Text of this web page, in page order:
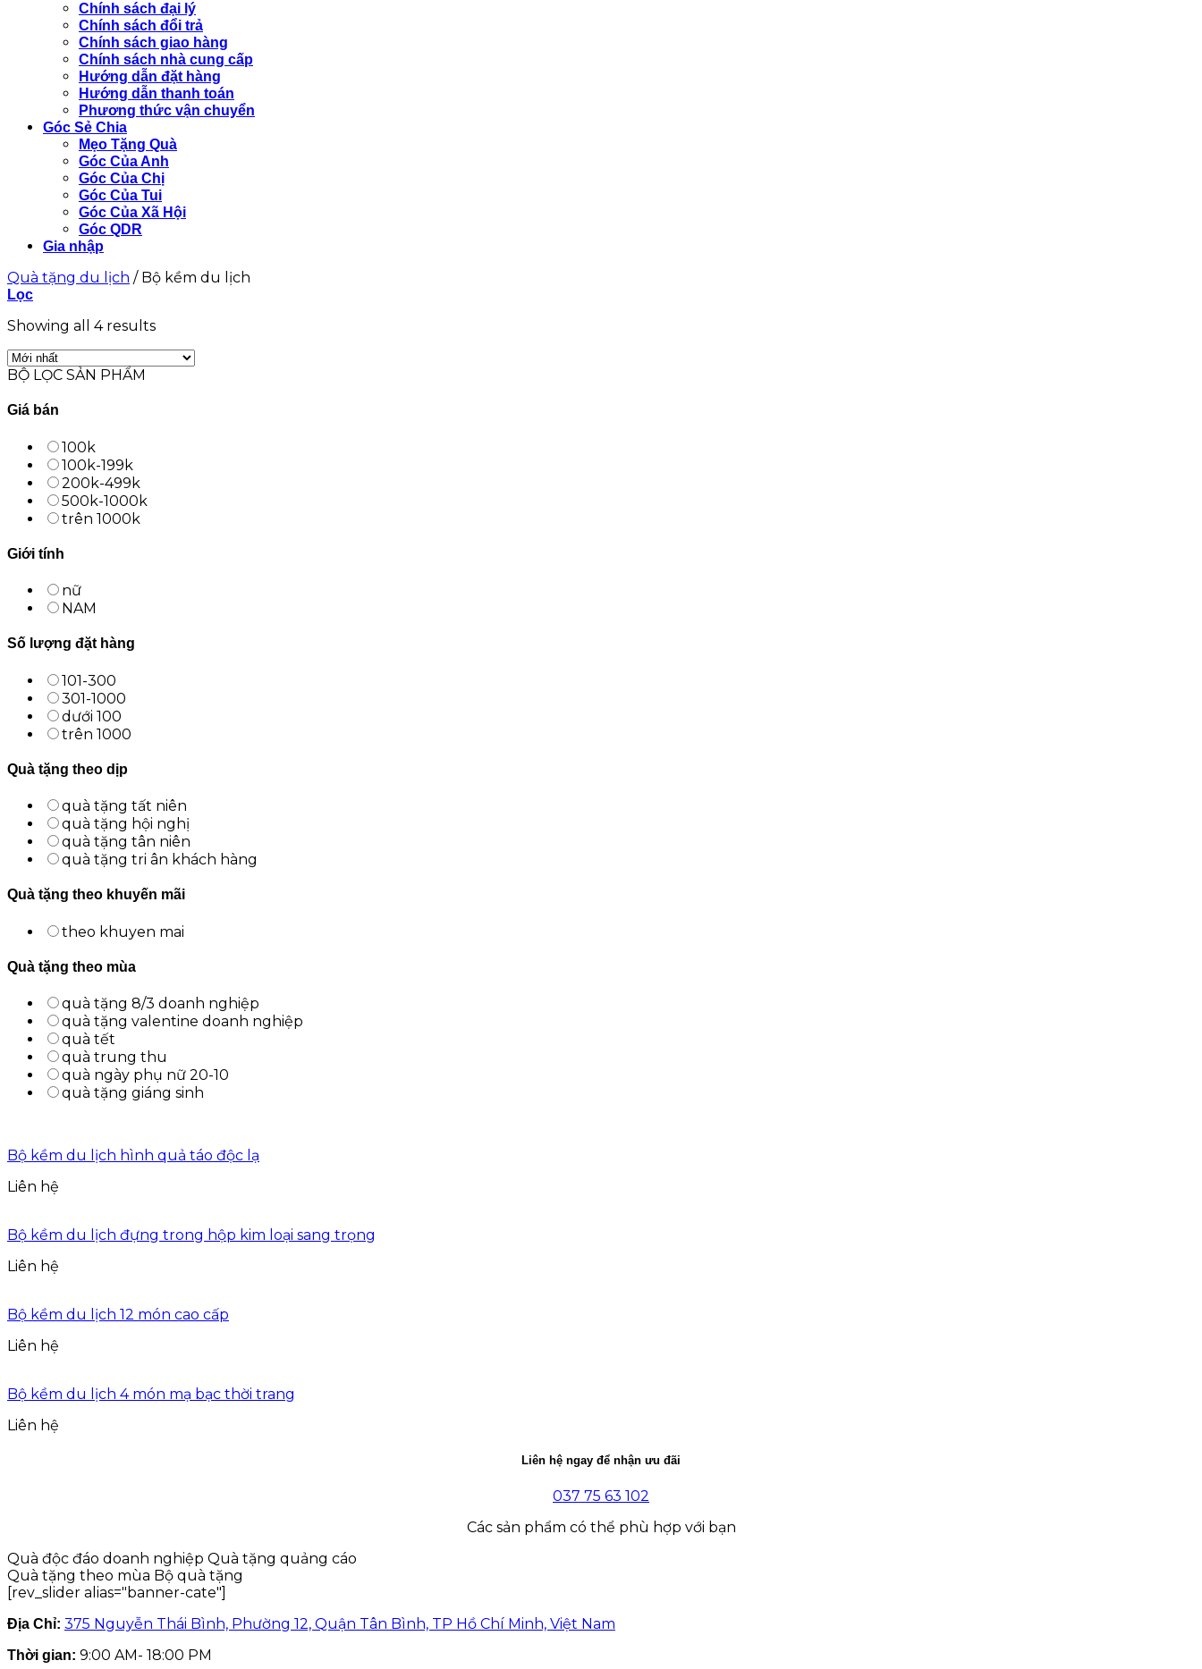
Chính sách đại lý
Chính sách đổi trả
Chính sách giao hàng
Chính sách nhà cung cấp
Hướng dẫn đặt hàng
Hướng dẫn thanh toán
Phương thức vận chuyển
Góc Sẻ Chia
Mẹo Tặng Quà
Góc Của Anh
Góc Của Chị
Góc Của Tui
Góc Của Xã Hội
Góc QDR
Gia nhập
Quà tặng du lịch /Bộ kềm du lịch
Lọc
Showing all 4 results
BỘ LỌC SẢN PHẨM
Giá bán
100k
100k-199k
200k-499k
500k-1000k
trên 1000k
Giới tính
nữ
NAM
Số lượng đặt hàng
101-300
301-1000
dưới 100
trên 1000
Quà tặng theo dịp
quà tặng tất niên
quà tặng hội nghị
quà tặng tân niên
quà tặng tri ân khách hàng
Quà tặng theo khuyến mãi
theo khuyen mai
Quà tặng theo mùa
quà tặng 8/3 doanh nghiệp
quà tặng valentine doanh nghiệp
quà tết
quà trung thu
quà ngày phụ nữ 20-10
quà tặng giáng sinh
Bộ kềm du lịch hình quả táo độc lạ
Liên hệ
Bộ kềm du lịch đựng trong hộp kim loại sang trọng
Liên hệ
Bộ kềm du lịch 12 món cao cấp
Liên hệ
Bộ kềm du lịch 4 món mạ bạc thời trang
Liên hệ
Liên hệ ngay để nhận ưu đãi
037 75 63 102
Các sản phẩm có thể phù hợp với bạn
Quà độc đáo doanh nghiệp Quà tặng quảng cáo
Quà tặng theo mùa Bộ quà tặng
[rev_slider alias="banner-cate"]
Địa Chỉ: 375 Nguyễn Thái Bình, Phường 12, Quận Tân Bình, TP Hồ Chí Minh, Việt Nam
Thời gian: 9:00 AM- 18:00 PM